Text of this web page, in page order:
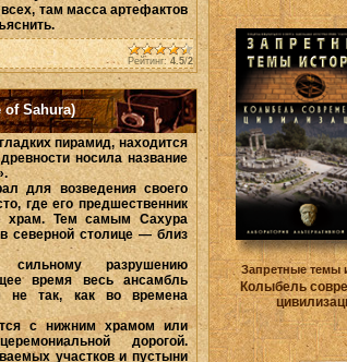
там масса артефактов
Рейтинг: 4.5/2
Sahura)
пирамид, находится
носила название
для возведения своего
где его предшественник
храм. Тем самым Сахура
северной столице — близ
разрушению
время весь ансамбль
не так, как во времена
с нижним храмом или
дорогой.
участков и пустыни
Запретные темы
Колыбель